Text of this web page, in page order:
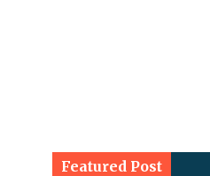
Featured Post